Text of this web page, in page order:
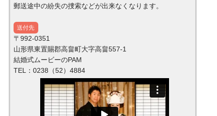
郵送途中の紛失の捜索などが出来なくなります。
送付先
〒992-0351
山形県東置賜郡高畠町大字高畠557-1
結婚式ムービーのPAM
TEL：0238（52）4884